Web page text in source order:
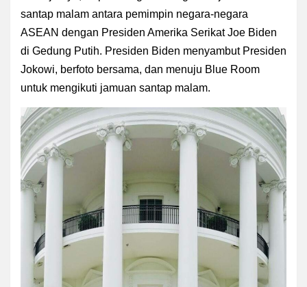
santap malam antara pemimpin negara-negara
ASEAN dengan Presiden Amerika Serikat Joe Biden
di Gedung Putih. Presiden Biden menyambut Presiden
Jokowi, berfoto bersama, dan menuju Blue Room
untuk mengikuti jamuan santap malam.